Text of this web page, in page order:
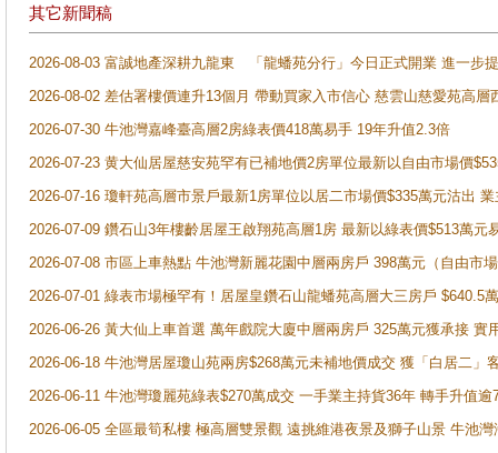
其它新聞稿
2026-08-03 富誠地產深耕九龍東 「龍蟠苑分行」今日正式開業 進一步
2026-08-02 差估署樓價連升13個月 帶動買家入市信心 慈雲山慈愛苑高層
2026-07-30 牛池灣嘉峰臺高層2房綠表價418萬易手 19年升值2.3倍
2026-07-23 黄大仙居屋慈安苑罕有已補地價2房單位最新以自由市場價
2026-07-16 瓊軒苑高層市景戶最新1房單位以居二市場價$335萬元沽出
2026-07-09 鑽石山3年樓齡居屋王啟翔苑高層1房 最新以綠表價$513萬元
2026-07-08 市區上車熱點 牛池灣新麗花園中層兩房戶 398萬元（自由市
2026-07-01 綠表市場極罕有！居屋皇鑽石山龍蟠苑高層大三房戶
2026-06-26 黃大仙上車首選 萬年戲院大廈中層兩房戶 325萬元獲承接 實
2026-06-18 牛池灣居屋瓊山苑兩房$268萬元未補地價成交 獲「白居二」
2026-06-11 牛池灣瓊麗苑綠表$270萬成交 一手業主持貨36年 轉手升值逾
2026-06-05 全區最筍私樓 極高層雙景觀 遠挑維港夜景及獅子山景 牛池